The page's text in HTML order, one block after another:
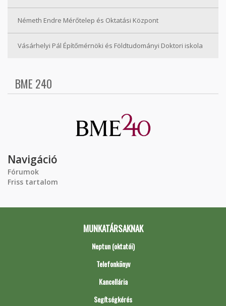
Németh Endre Mérőtelep és Oktatási Központ
Vásárhelyi Pál Építőmérnöki és Földtudományi Doktori iskola
BME 240
Navigáció
Fórumok
Friss tartalom
MUNKATÁRSAKNAK
Neptun (oktatói)
Telefonkönyv
Kancellária
Segítségkérés